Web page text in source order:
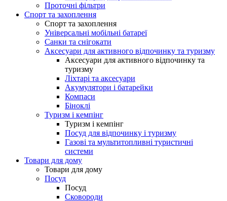
Проточні фільтри
Спорт та захоплення
Спорт та захоплення
Універсальні мобільні батареї
Санки та снігокати
Аксесуари для активного відпочинку та туризму
Аксесуари для активного відпочинку та
туризму
Ліхтарі та аксесуари
Акумулятори і батарейки
Компаси
Біноклі
Туризм і кемпінг
Туризм і кемпінг
Посуд для відпочинку і туризму
Газові та мультитопливні туристичні
системи
Товари для дому
Товари для дому
Посуд
Посуд
Сковороди